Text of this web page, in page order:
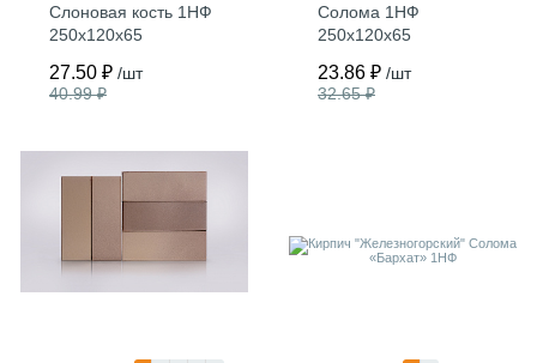
Слоновая кость 1НФ
250х120х65
27.50 ₽ /шт
40.99 ₽
Солома 1НФ
250х120х65
23.86 ₽ /шт
32.65 ₽